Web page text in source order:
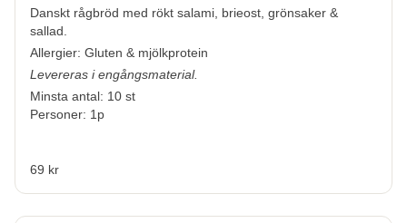
Danskt rågbröd med rökt salami, brieost, grönsaker &
sallad.
Allergier: Gluten & mjölkprotein
Levereras i engångsmaterial.
Minsta antal: 10 st
Personer: 1p
69 kr